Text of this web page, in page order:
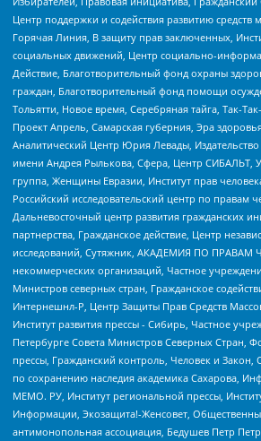
Центр поддержки и содействия развитию средств
Горячая Линия, В защиту прав заключенных,
социальных движений, Центр социально-
Действие, Благотворительный фонд охраны
граждан, Благотворительный фонд помощи
Тольятти, Новое время, Серебряная тайга, Так-
Проект Апрель, Самарская губерния, Эра
Аналитический Центр Юрия Левады,
имени Андрея Рылькова, Сфера, Центр СИБАЛЬТ,
группа, Женщины Евразии, Институт прав
Российский исследовательский центр по правам
Дальневосточный центр развития гражданских
партнерства, Гражданское действие, Центр
исследований, Сутяжник, АКАДЕМИЯ ПО ПРАВАМ
некоммерческих организаций, Частное
Министров северных стран, Гражданское
Интернешнл-Р, Центр Защиты Прав Средств
Институт развития прессы - Сибирь, Частное
Петербурге Совета Министров Северных Стран,
прессы, Гражданский контроль, Человек и Закон,
по сохранению наследия академика Сахарова,
МЕМО. РУ, Институт региональной прессы,
Информации, Экозащита!-Женсовет,
антимонопольная ассоциация, Бедушев Петр